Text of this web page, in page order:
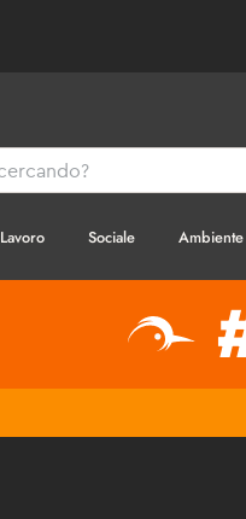
Lavoro Sociale Ambiente